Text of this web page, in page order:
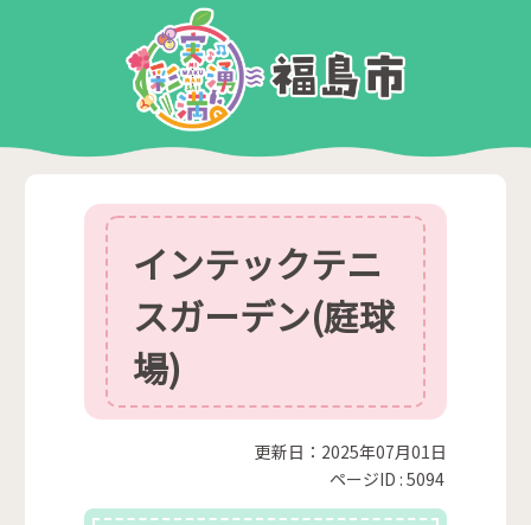
インテックテニ
スガーデン(庭球
場)
更新日：2025年07月01日
ページID :5094